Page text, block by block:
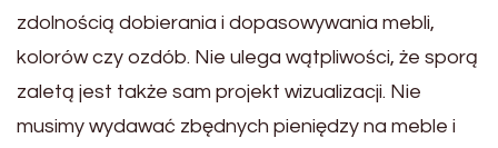
zdolnością dobierania i dopasowywania mebli,
kolorów czy ozdób. Nie ulega wątpliwości, że sporą
zaletą jest także sam projekt wizualizacji. Nie
musimy wydawać zbędnych pieniędzy na meble i